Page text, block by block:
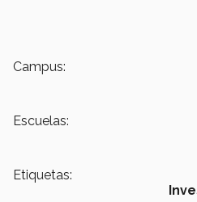
Campus:
Escuelas:
Etiquetas: